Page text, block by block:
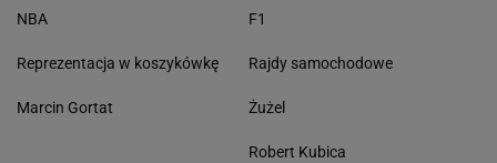
NBA
Reprezentacja w koszykówkę
Marcin Gortat
F1
Rajdy samochodowe
Żużel
Robert Kubica